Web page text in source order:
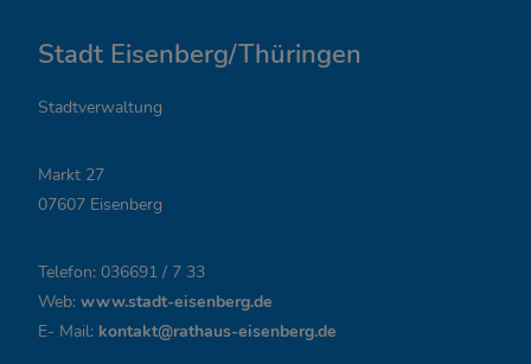
u
n
g
s
e
i
Stadt Eisenberg/Thüringen
Stadtverwaltung
Markt 27
07607 Eisenberg
Telefon: 036691 / 7 33
Web: www.stadt-eisenberg.de
E- Mail: kontakt@rathaus-eisenberg.de